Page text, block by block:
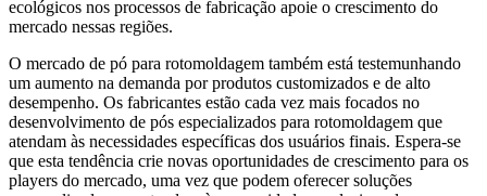
ecológicos nos processos de fabricação apoie o crescimento do
mercado nessas regiões.
O mercado de pó para rotomoldagem também está testemunhando
um aumento na demanda por produtos customizados e de alto
desempenho. Os fabricantes estão cada vez mais focados no
desenvolvimento de pós especializados para rotomoldagem que
atendam às necessidades específicas dos usuários finais. Espera-se
que esta tendência crie novas oportunidades de crescimento para os
players do mercado, uma vez que podem oferecer soluções